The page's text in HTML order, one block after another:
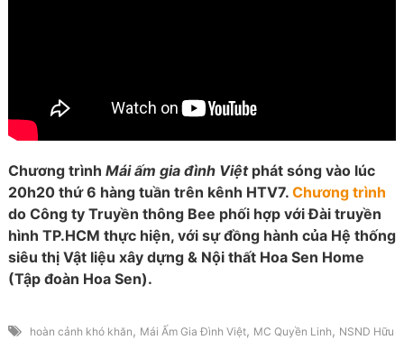
Chương trình Mái ấm gia đình Việtphát sóng vào lúc
20h20 thứ 6 hàng tuần trên kênh HTV7. Chương trình
do Công ty Truyền thông Bee phối hợp với Đài truyền
hình TP.HCM thực hiện, với sự đồng hành của Hệ thống
siêu thị Vật liệu xây dựng & Nội thất Hoa Sen Home
(Tập đoàn Hoa Sen).
hoàn cảnh khó khăn , Mái Ấm Gia Đình Việt, MC Quyền Linh , NSND Hữu